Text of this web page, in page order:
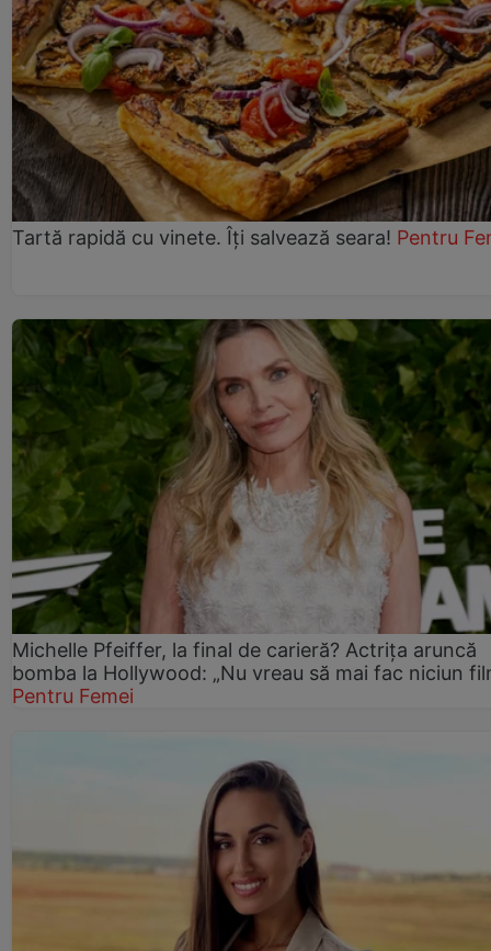
Tartă rapidă cu vinete. Îți salvează seara! Pentru
Michelle Pfeiffer, la final de carieră? Actrița aruncă
bomba la Hollywood: „Nu vreau să mai fac niciun
Pentru Femei